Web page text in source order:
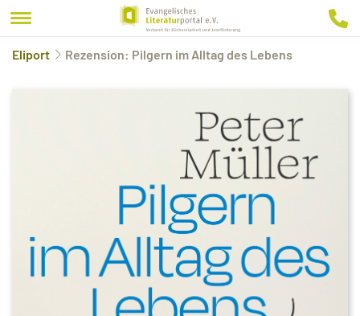
Eliport Rezension: Pilgern im Alltag des Lebens